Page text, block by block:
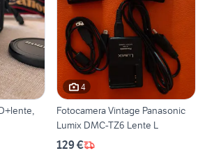
4
Fotocamera Vintage Panasonic
Lumix DMC-TZ6 Lente L
129 €